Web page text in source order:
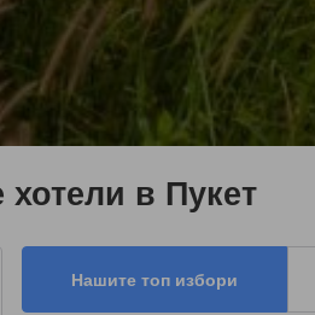
в Пукет
Нашите топ избори